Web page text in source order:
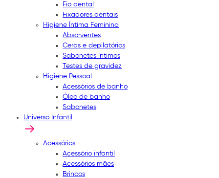
Fio dental
Fixadores dentais
Higiene Íntima Feminina
Absorventes
Ceras e depilatórios
Sabonetes íntimos
Testes de gravidez
Higiene Pessoal
Acessórios de banho
Óleo de banho
Sabonetes
Universo Infantil
Acessórios
Acessório infantil
Acessórios mães
Brincos